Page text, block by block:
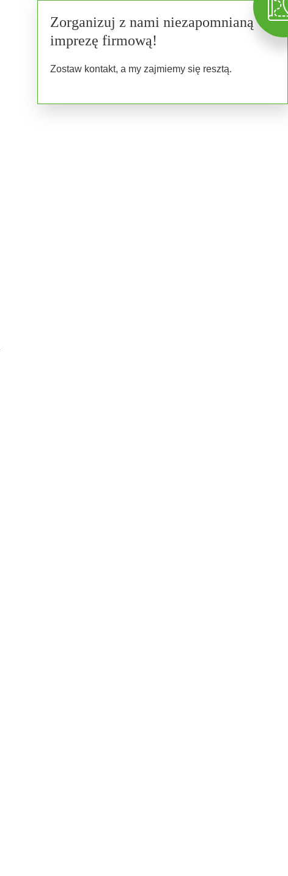
Zorganizuj z nami niezapomnianą
imprezę firmową!
Zostaw kontakt, a my zajmiemy się resztą.